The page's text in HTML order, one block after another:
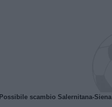
Possibile scambio Salernitana-Siena